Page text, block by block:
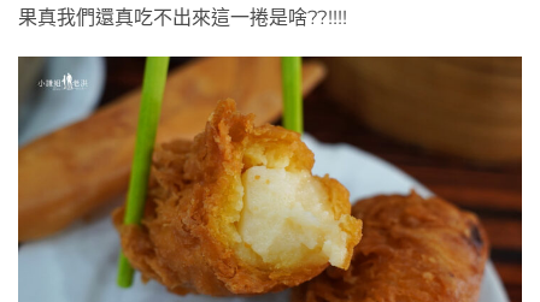
果真我們還真吃不出來這一捲是啥??!!!!